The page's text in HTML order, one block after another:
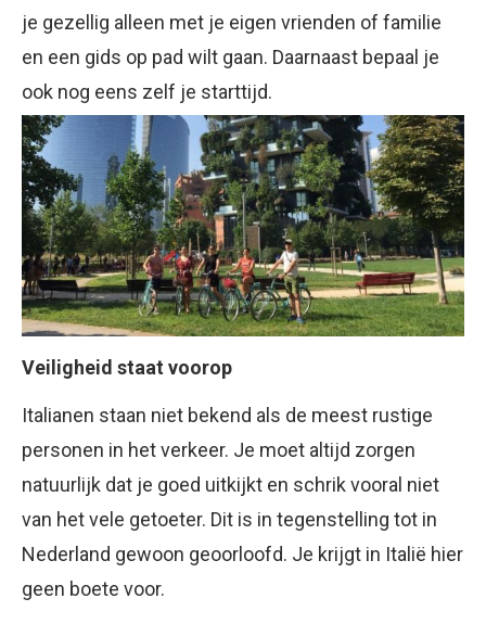
je gezellig alleen met je eigen vrienden of familie
en een gids op pad wilt gaan. Daarnaast bepaal je
ook nog eens zelf je starttijd.
Veiligheid staat voorop
Italianen staan niet bekend als de meest rustige
personen in het verkeer. Je moet altijd zorgen
natuurlijk dat je goed uitkijkt en schrik vooral niet
van het vele getoeter. Dit is in tegenstelling tot in
Nederland gewoon geoorloofd. Je krijgt in Italië hier
geen boete voor.